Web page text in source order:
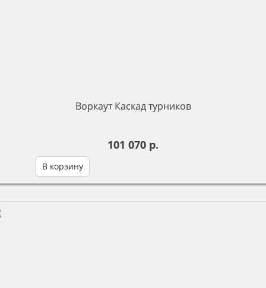
Воркаут Каскад турников
101 070 р.
В корзину